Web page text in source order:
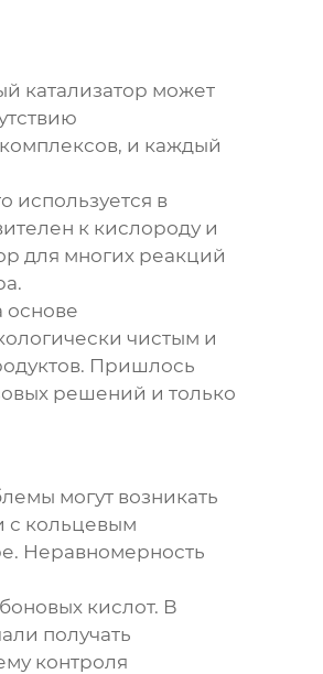
катализатор может
и каждый
используется в
к кислороду и
для многих реакций
основе
чистым и
Пришлось
решений и только
могут возникать
с кольцевым
Неравномерность
кислот. В
получать
контроля